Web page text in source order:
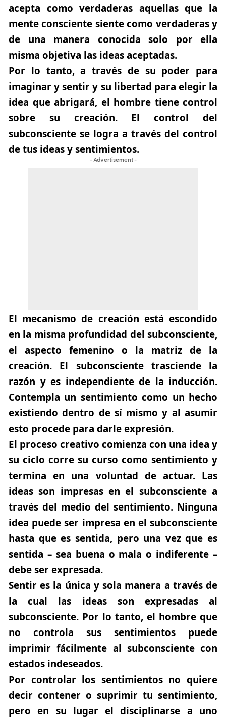
acepta como verdaderas aquellas que la
mente consciente siente como verdaderas y
de una manera conocida solo por ella
misma objetiva las ideas aceptadas.
Por lo tanto, a través de su poder para
imaginar y sentir y su libertad para elegir la
idea que abrigará, el hombre tiene control
sobre su creación. El control del
subconsciente se logra a través del control
de tus ideas y sentimientos.
- Advertisement -
El mecanismo de creación está escondido
en la misma profundidad del subconsciente,
el aspecto femenino o la matriz de la
creación. El subconsciente trasciende la
razón y es independiente de la inducción.
Contempla un sentimiento como un hecho
existiendo dentro de sí mismo y al asumir
esto procede para darle expresión.
El proceso creativo comienza con una idea y
su ciclo corre su curso como sentimiento y
termina en una voluntad de actuar.Las
ideas son impresas en el subconsciente a
través del medio del sentimiento. Ninguna
idea puede ser impresa en el subconsciente
hasta que es sentida, pero una vez que es
sentida – sea buena o mala o indiferente –
debe ser expresada.
Sentir es la única y sola manera a través de
la cual las ideas son expresadas al
subconsciente. Por lo tanto, el hombre que
no controla sus sentimientos puede
imprimir fácilmente al subconsciente con
estados indeseados.
Por controlar los sentimientos no quiere
decir contener o suprimir tu sentimiento,
pero en su lugar el disciplinarse a uno